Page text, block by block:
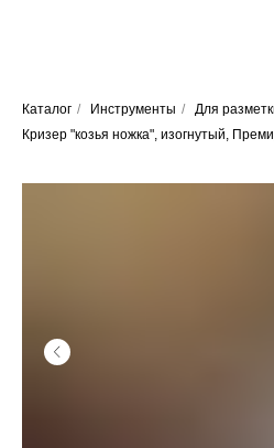
Каталог / Инструменты / Для
Кризер "козья ножка", изогнутый,